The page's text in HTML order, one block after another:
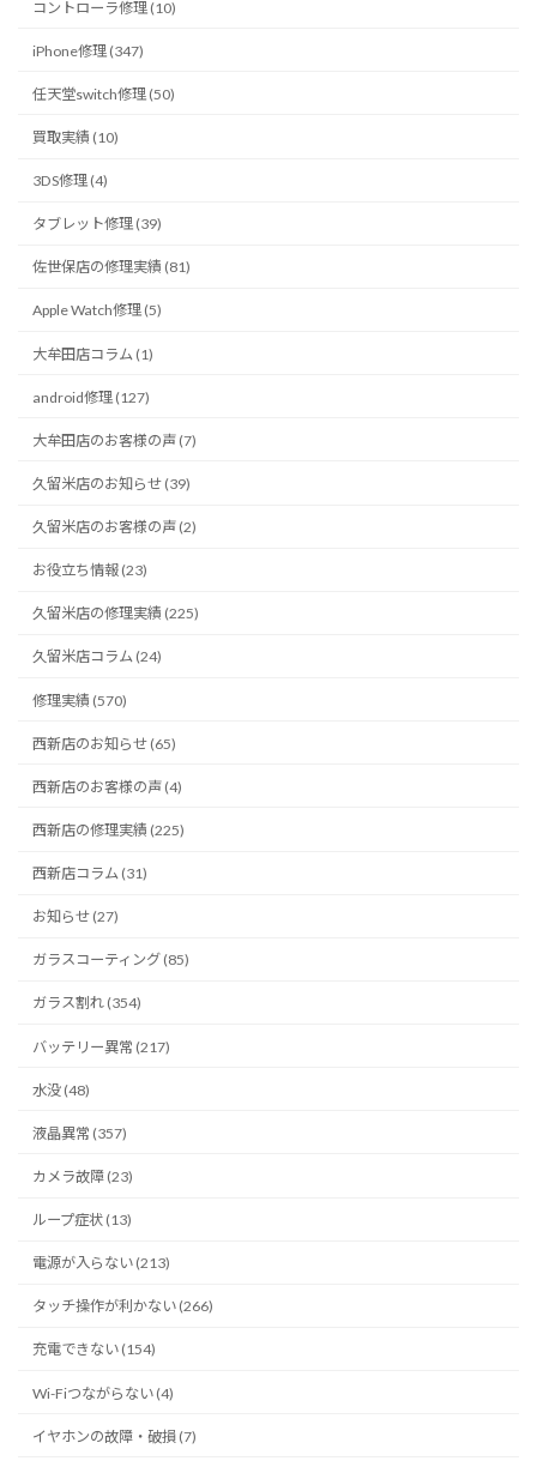
コントローラ修理 (10)
iPhone修理 (347)
任天堂switch修理 (50)
買取実績 (10)
3DS修理 (4)
タブレット修理 (39)
佐世保店の修理実績 (81)
Apple Watch修理 (5)
大牟田店コラム (1)
android修理 (127)
大牟田店のお客様の声 (7)
久留米店のお知らせ (39)
久留米店のお客様の声 (2)
お役立ち情報 (23)
久留米店の修理実績 (225)
久留米店コラム (24)
修理実績 (570)
西新店のお知らせ (65)
西新店のお客様の声 (4)
西新店の修理実績 (225)
西新店コラム (31)
お知らせ (27)
ガラスコーティング (85)
ガラス割れ (354)
バッテリー異常 (217)
水没 (48)
液晶異常 (357)
カメラ故障 (23)
ループ症状 (13)
電源が入らない (213)
タッチ操作が利かない (266)
充電できない (154)
Wi-Fiつながらない (4)
イヤホンの故障・破損 (7)